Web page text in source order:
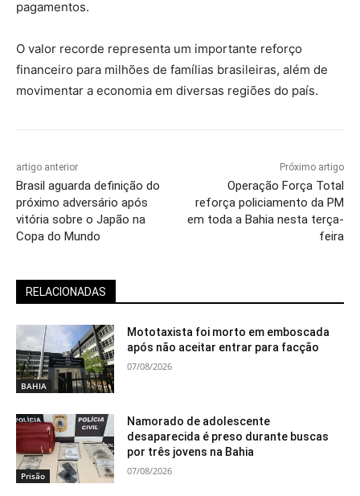
pagamentos.
O valor recorde representa um importante reforço
financeiro para milhões de famílias brasileiras, além de
movimentar a economia em diversas regiões do país.
artigo anterior
Brasil aguarda definição do
próximo adversário após
vitória sobre o Japão na
Copa do Mundo
Próximo artigo
Operação Força Total
reforça policiamento da PM
em toda a Bahia nesta terça-
feira
RELACIONADAS
BAHIA
Mototaxista foi morto em emboscada
após não aceitar entrar para facção
07/08/2026
Prisão
Namorado de adolescente
desaparecida é preso durante buscas
por três jovens na Bahia
07/08/2026